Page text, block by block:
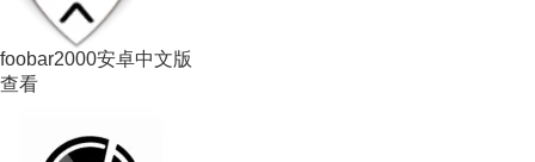
foobar2000安卓中文版
查看